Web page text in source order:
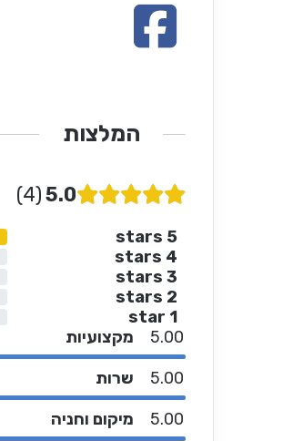
המלצות
5.0
4
5 stars
4 stars
3 stars
2 stars
1 star
מקצועיות
5.00
שרות
5.00
מיקום וחניה
5.00